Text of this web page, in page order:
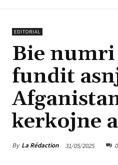
EDITORIAL
Bie numri
fundit
kerkojne
By La Rédaction 31/05/2025 0